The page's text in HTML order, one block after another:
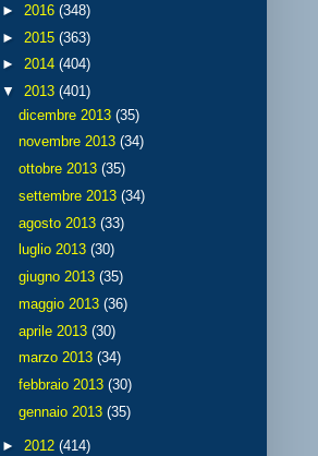
► 2016 (348)
► 2015 (363)
► 2014 (404)
▼ 2013 (401)
dicembre 2013 (35)
novembre 2013 (34)
ottobre 2013 (35)
settembre 2013 (34)
agosto 2013 (33)
luglio 2013 (30)
giugno 2013 (35)
maggio 2013 (36)
aprile 2013 (30)
marzo 2013 (34)
febbraio 2013 (30)
gennaio 2013 (35)
► 2012 (414)